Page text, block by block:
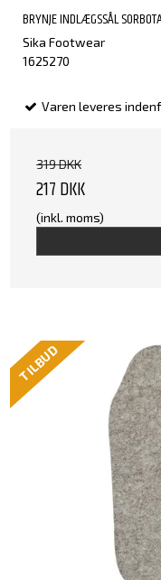
BRYNJE INDLÆGSSÅL
Sika Footwear
1625270
Varen leveres
319 DKK
217 DKK
(inkl. moms)
TILBUD